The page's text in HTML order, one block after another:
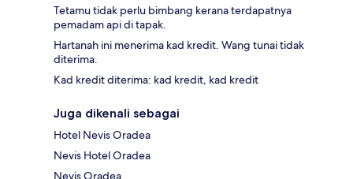
Tetamu tidak perlu bimbang kerana terdapatnya
pemadam api di tapak.
Hartanah ini menerima kad kredit. Wang tunai tidak
diterima.
Kad kredit diterima: kad kredit, kad kredit
Juga dikenali sebagai
Hotel Nevis Oradea
Nevis Hotel Oradea
Nevis Oradea